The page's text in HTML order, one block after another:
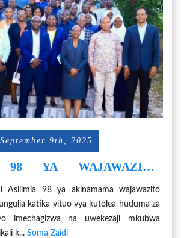
9th, 2025
YA WAJAWAZITO
VYA KUTOLEA
AFYA.
98 ya akinamama wajawazito
katika vituo vya kutolea huduma za
imechagizwa na uwekezaji mkubwa
k... Soma Zaidi